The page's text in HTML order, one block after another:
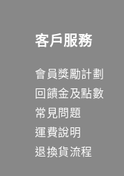
客戶服務
會員獎勵計劃
回饋金及點數
常見問題
運費說明
退換貨流程